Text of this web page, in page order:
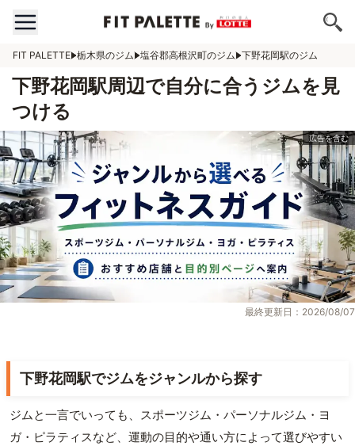
FIT PALETTE 栃木県のジム 塩谷郡高根沢町のジム 下野花岡駅のジム
下野花岡駅周辺で自分に合うジムを見
つける
最終更新日：2026/08/07
下野花岡駅でジムをジャンルから探す
ジムと一言でいっても、スポーツジム・パーソナルジム・ヨ
ガ・ピラティスなど、運動の目的や通い方によって選びやすい